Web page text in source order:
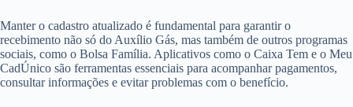
Manter o cadastro atualizado é fundamental para garantir o
recebimento não só do Auxílio Gás, mas também de outros programas
sociais, como o Bolsa Família. Aplicativos como o Caixa Tem e o Meu
CadÚnico são ferramentas essenciais para acompanhar pagamentos,
consultar informações e evitar problemas com o benefício.